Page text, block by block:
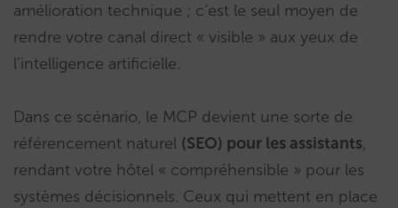
amélioration technique ; c’est le seul moyen de
rendre votre canal direct « visible » aux yeux de
l’intelligence artificielle.
Dans ce scénario, le MCP devient une sorte de
référencement naturel (SEO) pour les assistants,
rendant votre hôtel « compréhensible » pour les
systèmes décisionnels. Ceux qui mettent en place